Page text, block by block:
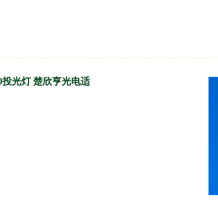
光灯 楚欣亨光电适